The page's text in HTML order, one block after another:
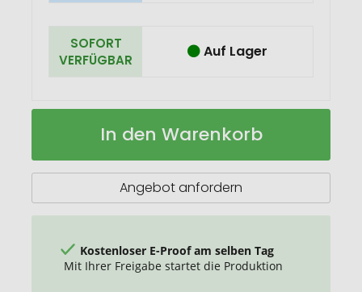
SOFORT
VERFÜGBAR
Auf Lager
Metmaxx®
Thermoskanne
Auf
In den Warenkorb
Angebot anfordern
Kostenloser E-Proof am selben Tag
Mit Ihrer Freigabe startet die Produktion